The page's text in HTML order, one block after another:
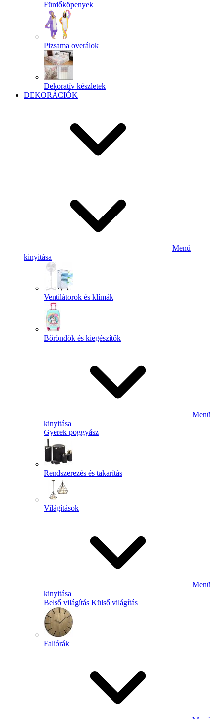
Fürdőköpenyek
Pizsama overálok
Dekoratív készletek
DEKORÁCIÓK
Menü
kinyitása
Ventilátorok és klímák
Bőröndök és kiegészítők
Menü
kinyitása
Gyerek poggyász
Rendszerezés és takarítás
Világítások
Menü
kinyitása
Belső világítás Külső világítás
Faliórák